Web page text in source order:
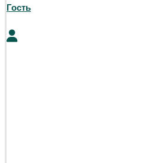
Гость